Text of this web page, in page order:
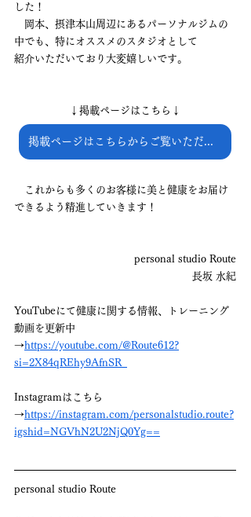
した！
岡本、摂津本山周辺にあるパーソナルジムの
中でも、特にオススメのスタジオとして
紹介いただいており大変嬉しいです。
↓掲載ページはこちら↓
これからも多くのお客様に美と健康をお届け
できるよう精進していきます！
personal studio Route
長坂 水紀
YouTubeにて健康に関する情報、トレーニング
動画を更新中
→https://youtube.com/@Route612?
si=2X84qREhy9AfnSR_
Instagramはこちら
→https://instagram.com/personalstudio.route?
igshid=NGVhN2U2NjQ0Yg==
personal studio Route